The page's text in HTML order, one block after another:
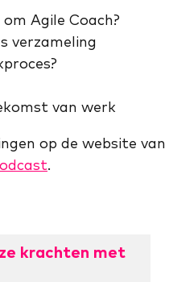
Agile Coach?
verzameling
van werk
op de website van
.
krachten met